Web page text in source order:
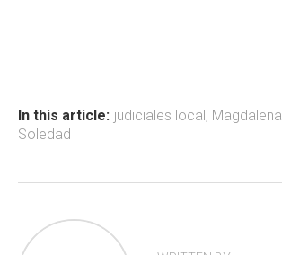
ok p
tir
In this article: judiciales local , Magdalena
Soledad